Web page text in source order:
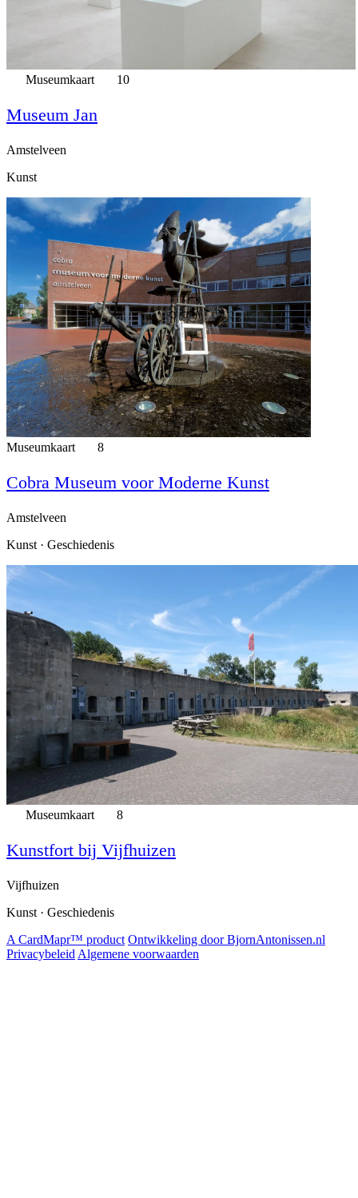
Museumkaart 10
Museum Jan
Amstelveen
Kunst
Museumkaart 8
Cobra Museum voor Moderne Kunst
Amstelveen
Kunst · Geschiedenis
Museumkaart 8
Kunstfort bij Vijfhuizen
Vijfhuizen
Kunst · Geschiedenis
A CardMapr™ product Ontwikkeling door BjornAntonissen.nl
Privacybeleid Algemene voorwaarden